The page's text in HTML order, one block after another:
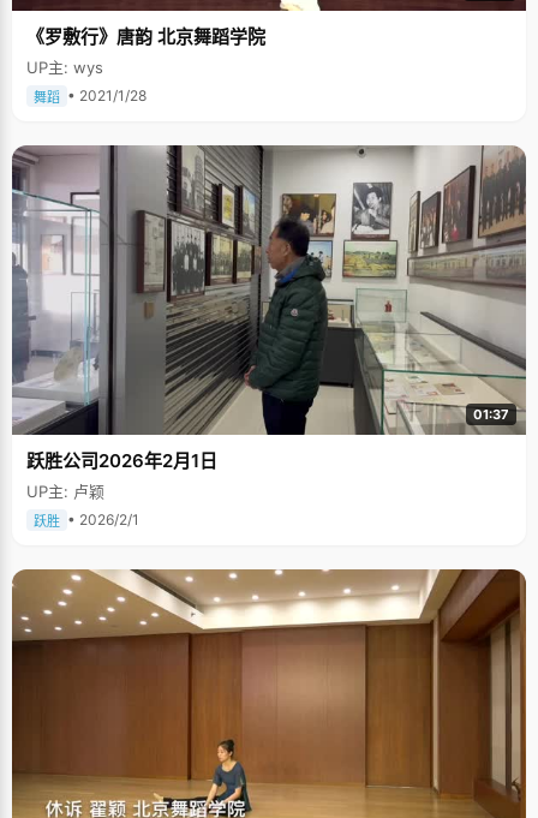
《罗敷行》唐韵 北京舞蹈学院
UP主: wys
舞蹈 • 2021/1/28
01:37
跃胜公司2026年2月1日
UP主: 卢颖
跃胜 • 2026/2/1